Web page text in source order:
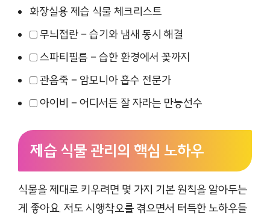
화장실용 제습 식물 체크리스트
무늬접란 – 습기와 냄새 동시 해결
스파티필름 – 습한 환경에서 꽃까지
관음죽 – 암모니아 흡수 전문가
아이비 – 어디서든 잘 자라는 만능선수
제습 식물 관리의 핵심 노하우
식물을 제대로 키우려면 몇 가지 기본 원칙을 알아두는
게 좋아요. 저도 시행착오를 겪으면서 터득한 노하우들